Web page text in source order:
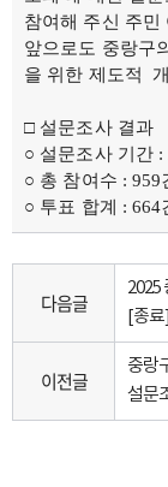
참여해 주신 주민
앞으로도 중랑구
을 위한 제도적
□ 설문조사 결과
○ 설문조사 기간
○ 총 참여수 : 959
○ 투표 합계 : 664
다음글
2025
[종료]
이전글
중랑
설문